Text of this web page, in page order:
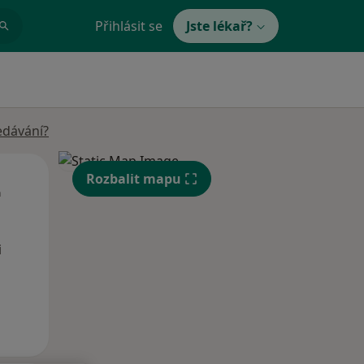
Přihlásit se Jste lékař?
St Čt
13 Srpen
Rozbalit mapu